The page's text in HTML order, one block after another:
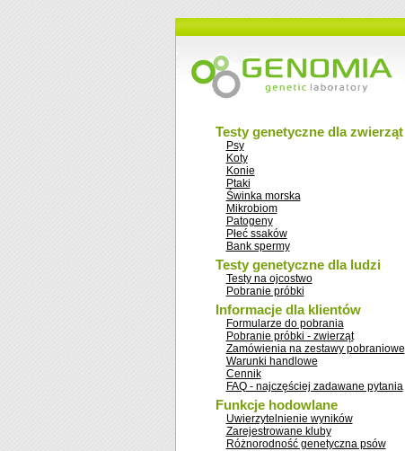
Testy genetyczne dla zwierząt
Psy
Koty
Konie
Ptaki
Świnka morska
Mikrobiom
Patogeny
Płeć ssaków
Bank spermy
Testy genetyczne dla ludzi
Testy na ojcostwo
Pobranie próbki
Informacje dla klientów
Formularze do pobrania
Pobranie próbki - zwierząt
Zamówienia na zestawy pobraniowe
Warunki handlowe
Cennik
FAQ - najczęściej zadawane pytania
Funkcje hodowlane
Uwierzytelnienie wyników
Zarejestrowane kluby
Różnorodność genetyczna psów